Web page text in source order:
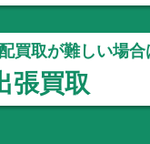
買取が難しい場合
張買取